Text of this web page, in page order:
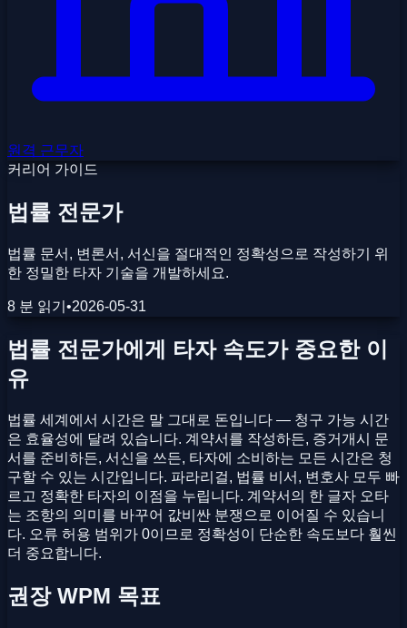
원격 근무자
커리어 가이드
법률 전문가
법률 문서, 변론서, 서신을 절대적인 정확성으로 작성하기 위
한 정밀한 타자 기술을 개발하세요.
8 분 읽기 •2026-05-31
법률 전문가에게 타자 속도가 중요한 이
유
법률 세계에서 시간은 말 그대로 돈입니다 — 청구 가능 시간
은 효율성에 달려 있습니다. 계약서를 작성하든, 증거개시 문
서를 준비하든, 서신을 쓰든, 타자에 소비하는 모든 시간은 청
구할 수 있는 시간입니다. 파라리걸, 법률 비서, 변호사 모두 빠
르고 정확한 타자의 이점을 누립니다. 계약서의 한 글자 오타
는 조항의 의미를 바꾸어 값비싼 분쟁으로 이어질 수 있습니
다. 오류 허용 범위가 0이므로 정확성이 단순한 속도보다 훨씬
더 중요합니다.
권장 WPM 목표